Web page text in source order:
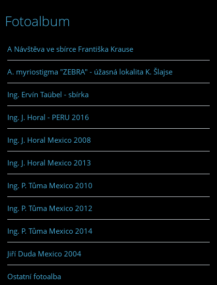
Fotoalbum
A Návštěva ve sbírce Františka Krause
A. myriostigma "ZEBRA" - úžasná lokalita K. Šlajse
Ing. Ervín Taübel - sbírka
Ing. J. Horal - PERU 2016
Ing. J. Horal Mexico 2008
Ing. J. Horal Mexico 2013
Ing. P. Tůma Mexico 2010
Ing. P. Tůma Mexico 2012
Ing. P. Tůma Mexico 2014
Jiří Duda Mexico 2004
Ostatní fotoalba